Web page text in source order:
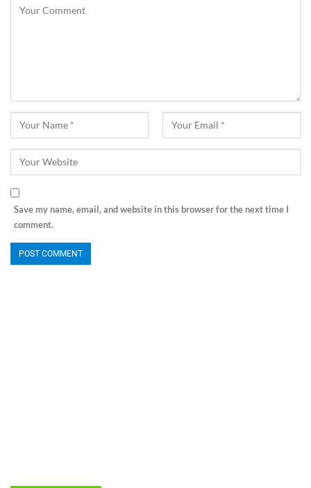
Save my name, email, and website in this browser for the next time I
comment.